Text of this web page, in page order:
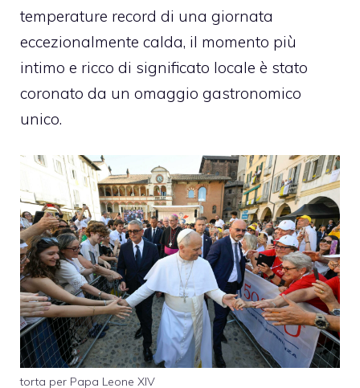
temperature record di una giornata
eccezionalmente calda, il momento più
intimo e ricco di significato locale è stato
coronato da un omaggio gastronomico
unico.
torta per Papa Leone XIV